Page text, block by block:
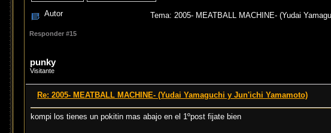
Autor Tema: 2005- MEATBALL MACHINE- (Yudai
Responder #15
punky
Visitante
Re: 2005- MEATBALL MACHINE- (Yudai Yamaguchi y Jun'ichi Yamamoto)
kompi los tienes un pokitin mas abajo en el 1ºpost fijate bien